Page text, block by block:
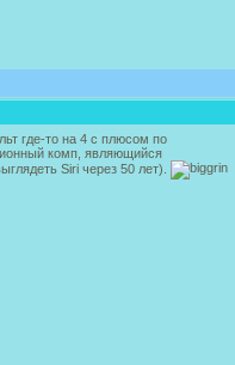
где-то на 4 с плюсом по
комп, являющийся
Siri через 50 лет).